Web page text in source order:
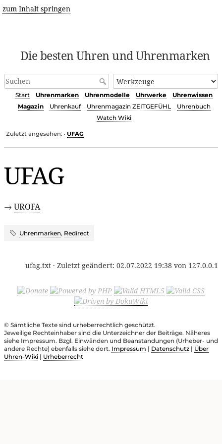
zum Inhalt springen
Die besten Uhren und Uhrenmarken
Start Uhrenmarken Uhrenmodelle Uhrwerke
Uhrenwissen
Magazin
Uhrenkauf Uhrenmagazin ZEITGEFÜHL
Uhrenbuch
Watch Wiki
Zuletzt angesehen: • UFAG
UFAG
→ UROFA
Uhrenmarken, Redirect
ufag.txt · Zuletzt geändert: 02.07.2022 19:38 von 127.0.0.1
© Sämtliche Texte sind urheberrechtlich geschützt.
Jeweilige Rechteinhaber sind die Unterzeichner der Beiträge. Näheres
siehe Impressum. Bzgl. Einwänden und Beanstandungen (Urheber- und
andere Rechte) ebenfalls siehe dort. Impressum | Datenschutz | Über
Uhren-Wiki | Urheberrecht